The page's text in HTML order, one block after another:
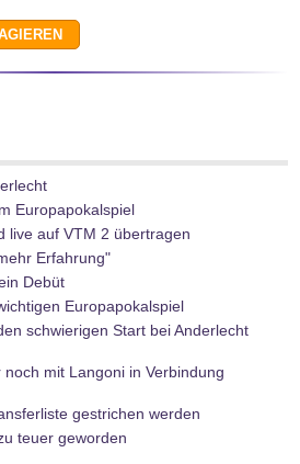
Europapokalspiel
live auf VTM 2 übertragen
Erfahrung"
Debüt
Europapokalspiel
schwierigen Start bei Anderlecht
mit Langoni in Verbindung
gestrichen werden
teuer geworden